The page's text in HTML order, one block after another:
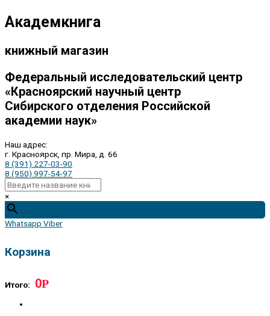
Академкнига
книжный магазин
Федеральный исследовательский центр
«Красноярский научный центр
Сибирского отделения Российской
академии наук»
Наш адрес:
г. Красноярск, пр. Мира, д. 66
8 (391) 227-03-90
8 (950) 997-54-97
×
Whatsapp Viber
Корзина
Итого: 0Р